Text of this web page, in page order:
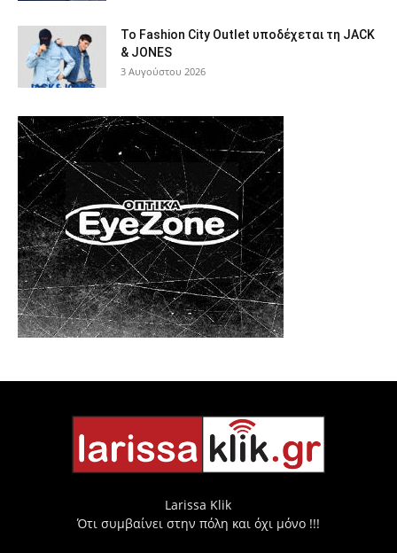
Το Fashion City Outlet υποδέχεται τη JACK
& JONES
3 Αυγούστου 2026
Larissa Klik
Ότι συμβαίνει στην πόλη και όχι μόνο !!!